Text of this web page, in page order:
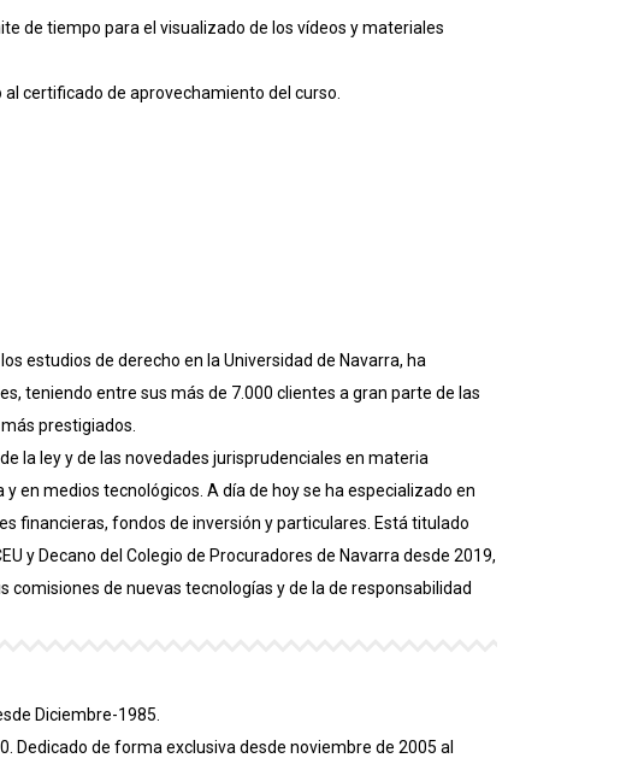
de tiempo para el visualizado de los vídeos y materiales
certificado de aprovechamiento del curso.
estudios de derecho en la Universidad de Navarra, ha
teniendo entre sus más de 7.000 clientes a gran parte de las
prestigiados.
la ley y de las novedades jurisprudenciales en materia
en medios tecnológicos. A día de hoy se ha especializado en
financieras, fondos de inversión y particulares. Está titulado
y Decano del Colegio de Procuradores de Navarra desde 2019,
de nuevas tecnologías y de la de responsabilidad
Diciembre-1985.
Dedicado de forma exclusiva desde noviembre de 2005 al